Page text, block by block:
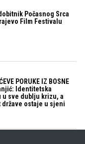
Počasnog Srca
Film Festivalu
PORUKE IZ BOSNE
Identitetska
sve dublju krizu, a
ostaje u sjeni